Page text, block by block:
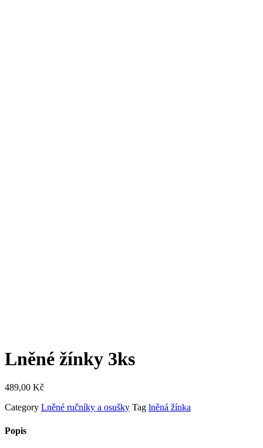
Lněné žínky 3ks
489,00 Kč
Category Lněné ručníky a osušky Tag lněná žínka
Popis